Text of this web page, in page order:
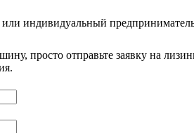
индивидуальный
просто отправьте заявку на